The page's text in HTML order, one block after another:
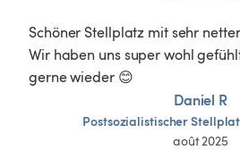
Schöner Stellplatz mit sehr
Wir haben uns super wohl
gerne wieder 😊
Daniel R
Postsozialistischer
août 2025